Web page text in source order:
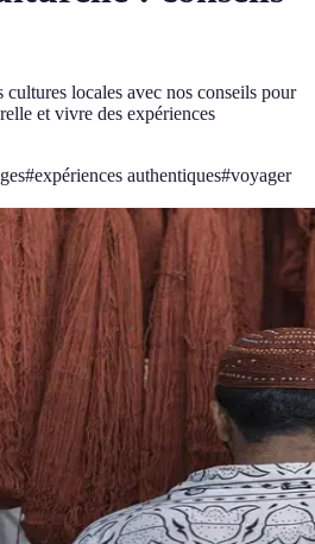
cultures locales avec nos conseils pour
et vivre des expériences
#expériences authentiques#voyager